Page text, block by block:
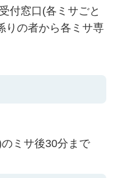
付窓口(各ミサごと
りの者から各ミサ専
ミサ後30分まで